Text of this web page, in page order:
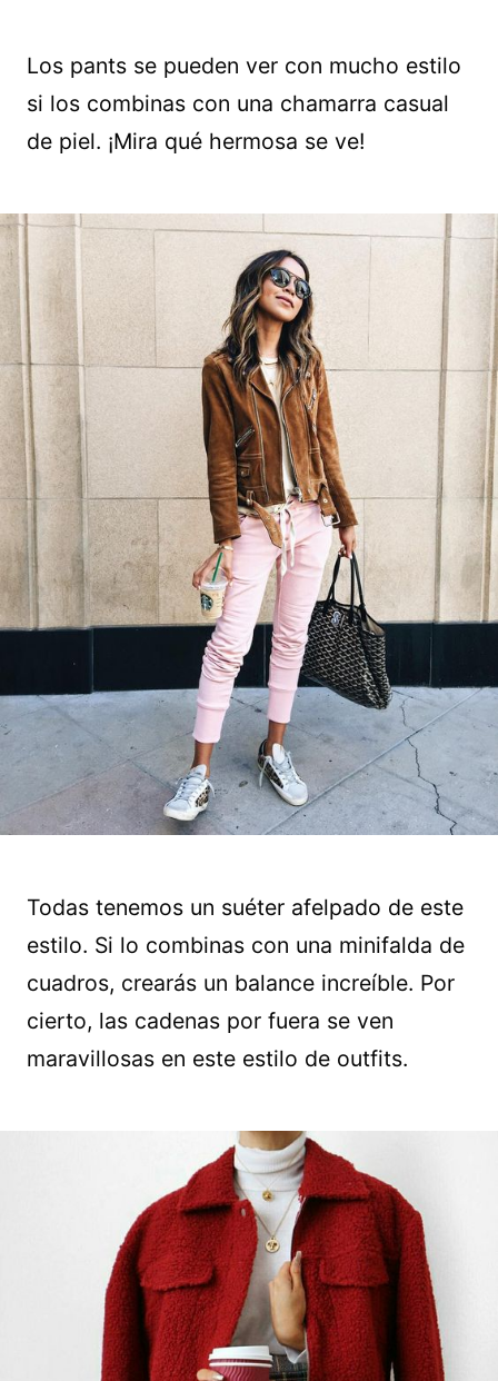
Los pants se pueden ver con mucho estilo
si los combinas con una chamarra casual
de piel. ¡Mira qué hermosa se ve!
Todas tenemos un suéter afelpado de este
estilo. Si lo combinas con una minifalda de
cuadros, crearás un balance increíble. Por
cierto, las cadenas por fuera se ven
maravillosas en este estilo de outfits.